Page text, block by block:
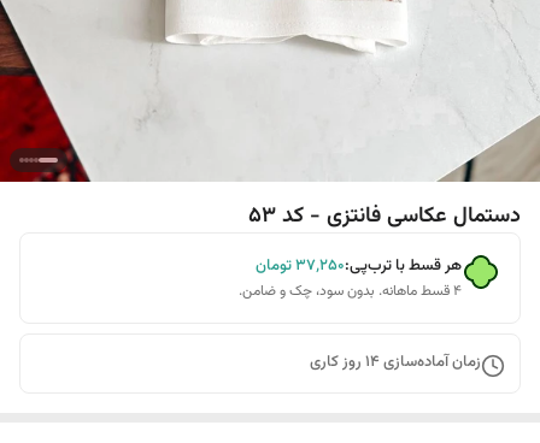
دستمال عکاسی فانتزی - کد 53
هر قسط با ترب‌پی:۳۷٬۲۵۰تومان
۴ قسط ماهانه. بدون سود، چک و ضامن.
زمان آماده‌سازی 14 روز کاری